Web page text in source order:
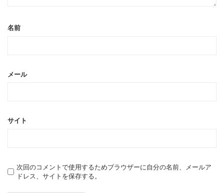
名前
メール
サイト
次回のコメントで使用するためブラウザーに自分の名前、メールア
ドレス、サイトを保存する。